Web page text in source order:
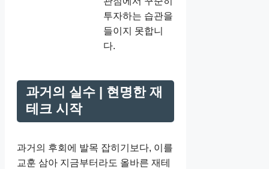
투자하는 습관을
들이지 못합니
다.
과거의 실수 | 현명한 재
테크 시작
과거의 후회에 발목 잡히기보다, 이를
교훈 삼아 지금부터라도 올바른 재테